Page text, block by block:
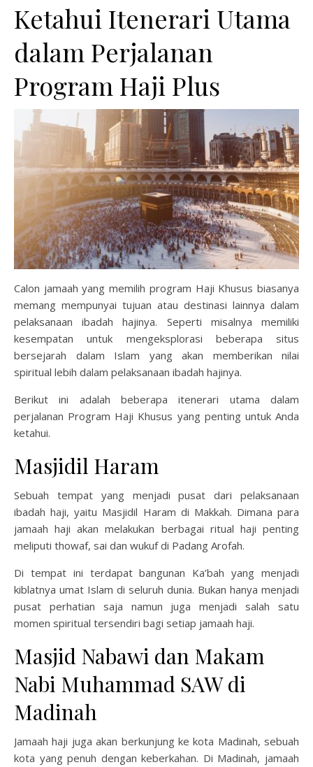
Ketahui Itenerari Utama
dalam Perjalanan
Program Haji Plus
Calon jamaah yang memilih program Haji Khusus biasanya
memang mempunyai tujuan atau destinasi lainnya dalam
pelaksanaan ibadah hajinya. Seperti misalnya memiliki
kesempatan untuk mengeksplorasi beberapa situs
bersejarah dalam Islam yang akan memberikan nilai
spiritual lebih dalam pelaksanaan ibadah hajinya.
Berikut ini adalah beberapa itenerari utama dalam
perjalanan Program Haji Khusus yang penting untuk Anda
ketahui.
Masjidil Haram
Sebuah tempat yang menjadi pusat dari pelaksanaan
ibadah haji, yaitu Masjidil Haram di Makkah. Dimana para
jamaah haji akan melakukan berbagai ritual haji penting
meliputi thowaf, sai dan wukuf di Padang Arofah.
Di tempat ini terdapat bangunan Ka’bah yang menjadi
kiblatnya umat Islam di seluruh dunia. Bukan hanya menjadi
pusat perhatian saja namun juga menjadi salah satu
momen spiritual tersendiri bagi setiap jamaah haji.
Masjid Nabawi dan Makam
Nabi Muhammad SAW di
Madinah
Jamaah haji juga akan berkunjung ke kota Madinah, sebuah
kota yang penuh dengan keberkahan. Di Madinah, jamaah